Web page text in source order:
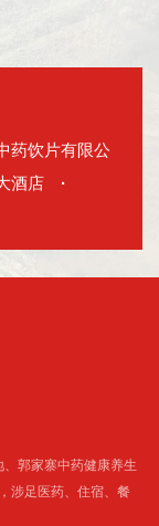
药饮片有限公
酒店
·
郭家寨中药健康养生
涉足医药、住宿、餐